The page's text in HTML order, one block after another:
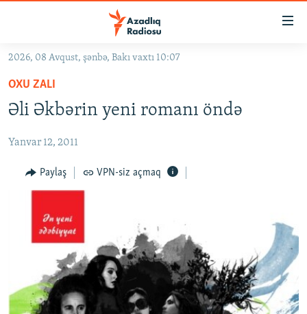
Əsas
qayıt
Əsas
qayıt
#İZAHLA
#ƏSLINDƏ
FƏRQƏ BAX
QANUNI DOĞRU
ARAŞDIRMA
MULTIMEDIA
FOTOQALEREYA
RADIO ARXIV
OXU ZALI
HAQQIMIZDA
2026, 08 Avqust, şənbə, Bakı vaxtı 10:07
OXU ZALI
Əli Əkbərin yeni romanı öndə
Yanvar 12, 2011
Paylaş VPN-siz açmaq